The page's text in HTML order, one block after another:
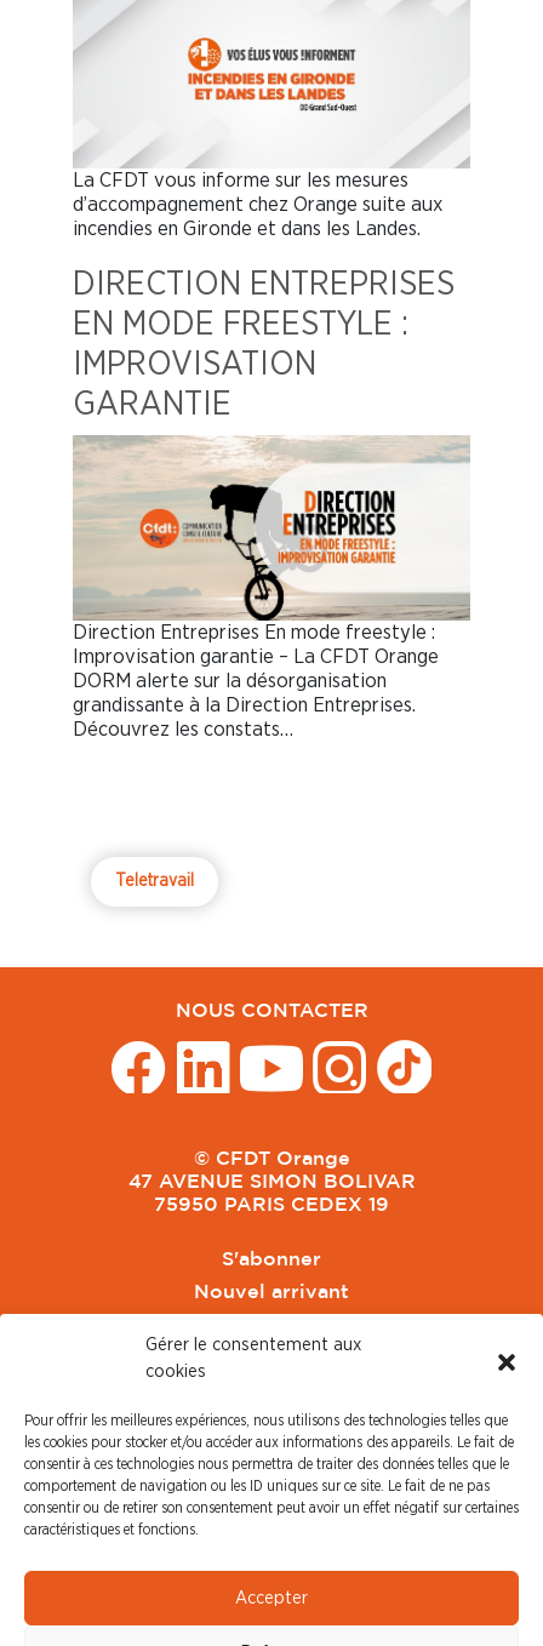
Gérer le consentement aux
cookies
Pour offrir les meilleures expériences, nous utilisons des technologies telles que
les cookies pour stocker et/ou accéder aux informations des appareils. Le fait de
consentir à ces technologies nous permettra de traiter des données telles que le
comportement de navigation ou les ID uniques sur ce site. Le fait de ne pas
consentir ou de retirer son consentement peut avoir un effet négatif sur certaines
caractéristiques et fonctions.
Accepter
La CFDT vous informe sur les mesures
d’accompagnement chez Orange suite aux
incendies en Gironde et dans les Landes.
DIRECTION ENTREPRISES
EN MODE FREESTYLE :
IMPROVISATION
GARANTIE
Direction Entreprises En mode freestyle :
Improvisation garantie – La CFDT Orange
DORM alerte sur la désorganisation
grandissante à la Direction Entreprises.
Découvrez les constats…
Teletravail
NOUS CONTACTER
© CFDT Orange
47 AVENUE SIMON BOLIVAR
75950 PARIS CEDEX 19
S'abonner
Nouvel arrivant
CFDT Cadres
CFDT Retraités
L'UFFA
PRESSE
Communiqué de Presse